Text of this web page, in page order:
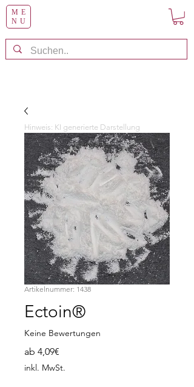
ME
NU
Artikelnummer: 1438
Ectoin®
Keine Bewertungen
ab 4,09€
Preis
inkl. MwSt.
Hinweis: KI generierte Darstellung